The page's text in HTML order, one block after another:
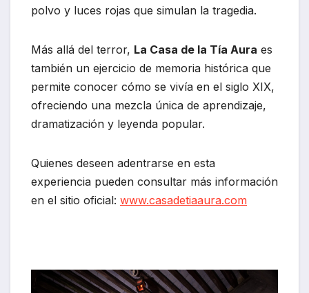
polvo y luces rojas que simulan la tragedia.
Más allá del terror, La Casa de la Tía Aura es
también un ejercicio de memoria histórica que
permite conocer cómo se vivía en el siglo XIX,
ofreciendo una mezcla única de aprendizaje,
dramatización y leyenda popular.
Quienes deseen adentrarse en esta
experiencia pueden consultar más información
en el sitio oficial: www.casadetiaaura.com